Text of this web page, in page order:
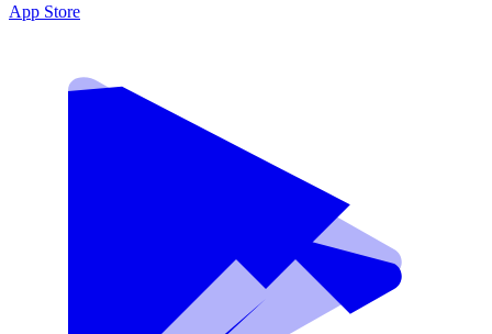
App Store